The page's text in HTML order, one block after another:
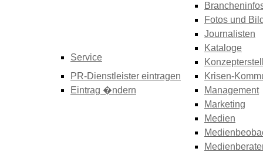
Service
PR-Dienstleister eintragen
Eintrag �ndern
Fotos und
Journalisten
Kataloge
Krisen-
Management
Marketing
Medien